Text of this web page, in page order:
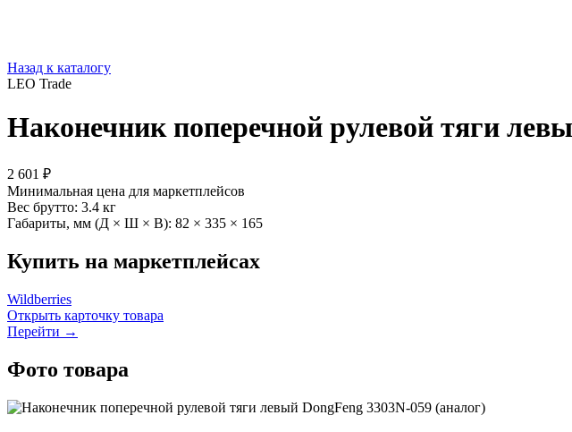
Назад к каталогу
LEO Trade
Наконечник поперечной рулевой тяги
2 601 ₽
Минимальная цена для маркетплейсов
Вес брутто: 3.4 кг
Габариты, мм (Д × Ш × В): 82 × 335 × 165
Купить на маркетплейсах
Wildberries
Открыть карточку товара
Перейти →
Фото товара